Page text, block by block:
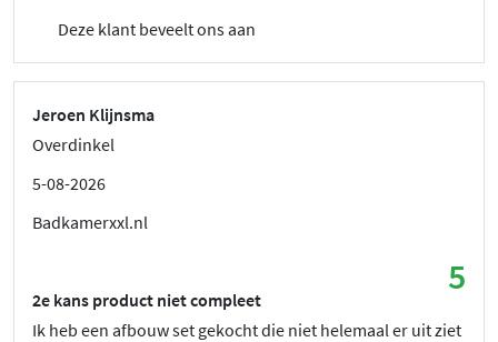
Deze klant beveelt ons aan
Jeroen Klijnsma
Overdinkel
5-08-2026
Badkamerxxl.nl
5
2e kans product niet compleet
Ik heb een afbouw set gekocht die niet helemaal er uit ziet